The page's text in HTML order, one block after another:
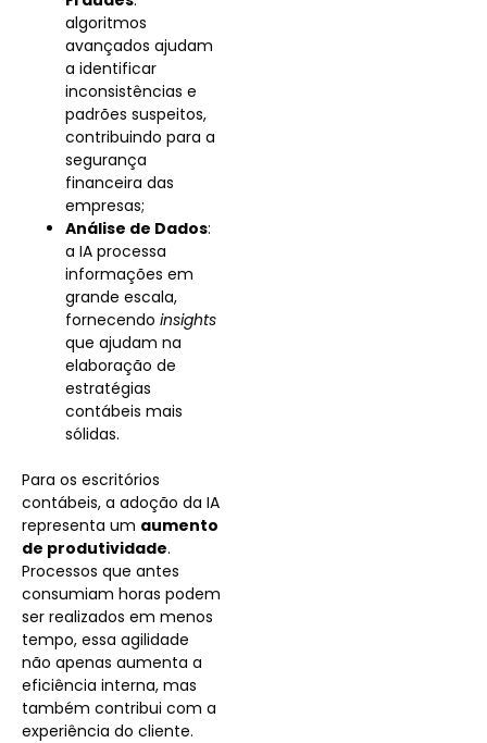
algoritmos
avançados ajudam
a identificar
inconsistências e
padrões suspeitos,
contribuindo para a
segurança
financeira das
empresas;
Análise de Dados:
a IA processa
informações em
grande escala,
fornecendo insights
que ajudam na
elaboração de
estratégias
contábeis mais
sólidas.
Para os escritórios
contábeis, a adoção da IA
​​representa um aumento
de produtividade.
Processos que antes
consumiam horas podem
ser realizados em menos
tempo, essa agilidade
não apenas aumenta a
eficiência interna, mas
também contribui com a
experiência do cliente.